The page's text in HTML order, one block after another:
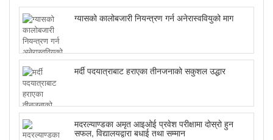
ग्यासको कालोबजारी नियन्त्रण गर्न अनेरास्ववियुको माग
मर्दी पदयात्राबाट हराएका तीनजनाको सकुशल उद्धार
मदरल्याण्डका अमृत आइओई प्रवेश परीक्षामा दोस्रो हुन
सफल, विद्यालयद्वारा बधाई तथा सम्मान